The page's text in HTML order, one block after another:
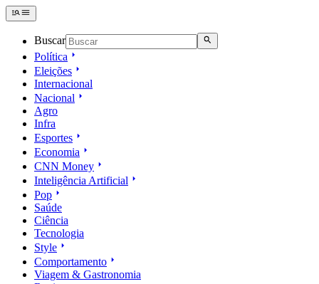
Buscar
Política
Eleições
Internacional
Nacional
Agro
Infra
Esportes
Economia
CNN Money
Inteligência Artificial
Pop
Saúde
Ciência
Tecnologia
Style
Comportamento
Viagem & Gastronomia